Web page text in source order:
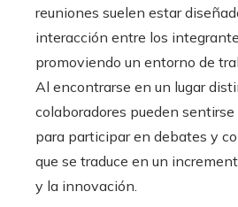
reuniones suelen estar
interacción entre los
promoviendo un entorno de
Al encontrarse en un lugar
colaboradores pueden
para participar en debates y
que se traduce en un
y la innovación.